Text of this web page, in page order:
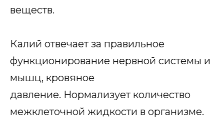
веществ.
Калий отвечает за правильное
функционирование нервной системы и
мышц, кровяное
давление. Нормализует количество
межклеточной жидкости в организме.